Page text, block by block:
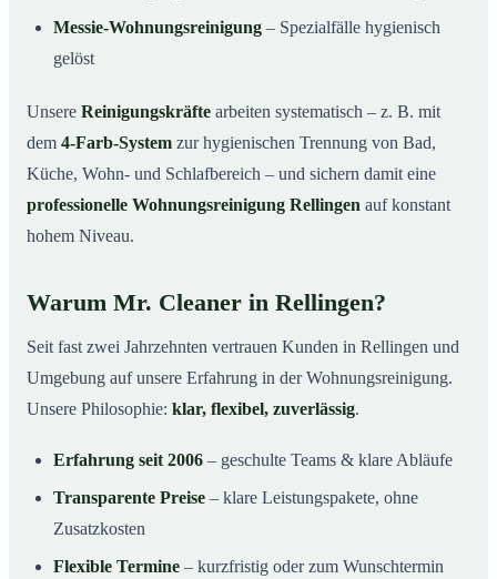
Messie-Wohnungsreinigung – Spezialfälle hygienisch
gelöst
Unsere Reinigungskräfte arbeiten systematisch – z. B. mit
dem 4-Farb-System zur hygienischen Trennung von Bad,
Küche, Wohn- und Schlafbereich – und sichern damit eine
professionelle Wohnungsreinigung Rellingen auf konstant
hohem Niveau.
Warum Mr. Cleaner in Rellingen?
Seit fast zwei Jahrzehnten vertrauen Kunden in Rellingen und
Umgebung auf unsere Erfahrung in der Wohnungsreinigung.
Unsere Philosophie: klar, flexibel, zuverlässig.
Erfahrung seit 2006 – geschulte Teams & klare Abläufe
Transparente Preise – klare Leistungspakete, ohne
Zusatzkosten
Flexible Termine – kurzfristig oder zum Wunschtermin